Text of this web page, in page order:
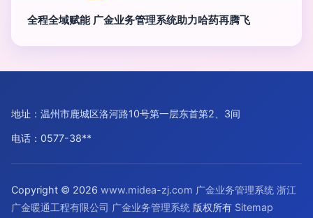
全程全域赋能 广金业务管理系统助力哈药再腾飞
地址：温州市鹿城区洛河路10号第一层东首第2、3间
电话：0577-38**
Copyright © 2026 www.midea-zj.com 广金业务管理系统 浙江
广金暖通工程有限公司 广金业务管理系统 版权所有 Sitemap